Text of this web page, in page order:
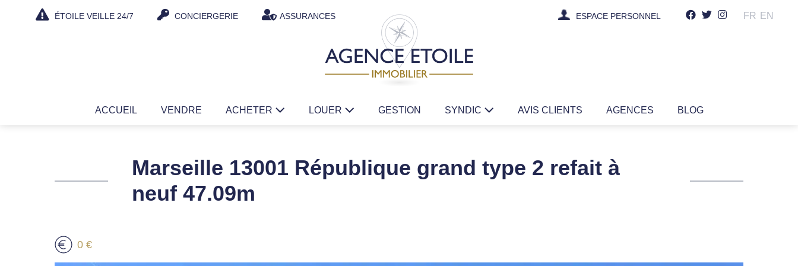
ÉTOILE VEILLE 24/7 CONCIERGERIE ASSURANCES ESPACE PERSONNEL FR EN
ACCUEIL VENDRE ACHETER LOUER GESTION SYNDIC AVIS CLIENTS AGENCES BLOG
Marseille 13001 République grand type 2 refait à
neuf 47.09m
0 €